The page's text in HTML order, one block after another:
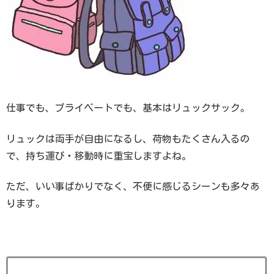
仕事でも、プライベートでも、基本はリュックサック。
リュックは両手が自由になるし、荷物もたくさん入るの
で、持ち運び・移動時に重宝しますよね。
ただ、いい事ばかりでなく、不便に感じるシーンも多々あ
ります。